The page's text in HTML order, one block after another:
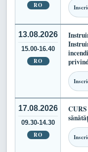
RO
13.08.2026
15.00-16.40
RO
17.08.2026
09.30-14.30
RO